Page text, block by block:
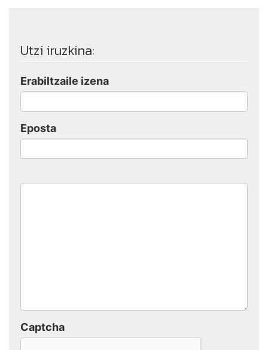
Utzi iruzkina:
Erabiltzaile izena
Eposta
Captcha